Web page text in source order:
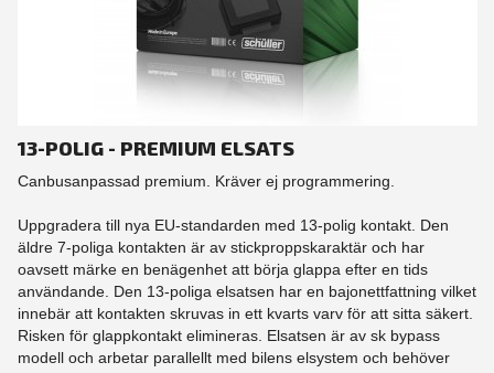
13-POLIG - PREMIUM ELSATS
Canbusanpassad premium. Kräver ej programmering.
Uppgradera till nya EU-standarden med 13-polig kontakt. Den
äldre 7-poliga kontakten är av stickproppskaraktär och har
oavsett märke en benägenhet att börja glappa efter en tids
användande. Den 13-poliga elsatsen har en bajonettfattning vilket
innebär att kontakten skruvas in ett kvarts varv för att sitta säkert.
Risken för glappkontakt elimineras. Elsatsen är av sk bypass
modell och arbetar parallellt med bilens elsystem och behöver